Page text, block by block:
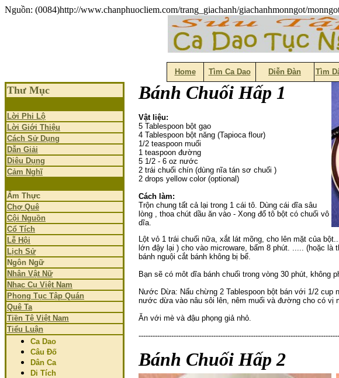
Nguồn: (0084)http://www.chanphuocliem.com/trang_giachanh/giachanhmonngot/
Home Tìm Ca Dao Diễn Đàn Tìm
Thư Mục
Lời Phi Lộ
Lời Giới Thiệu
Cách Sử Dụng
Dẫn Giải
Diêu Dụng
Cảm Nghĩ
Ẩm Thực
Chợ Quê
Cội Nguồn
Cổ Tích
Lễ Hội
Lịch Sử
Ngôn Ngữ
Nhân Vật Nữ
Nhạc Cụ Việt Nam
Phong Tục Tập Quán
Quê Ta
Tiền Tệ Việt Nam
Tiểu Luận
Ca Dao
Câu Đố
Dân Ca
Di Tích
Bánh Chuối Hấp 1
Vật liệu:
5 Tablespoon bột gạo
4 Tablespoon bột năng (Tapioca flour)
1/2 teaspoon muối
1 teaspoon đường
5 1/2 - 6 oz nước
2 trái chuối chín (dùng nĩa tán sơ chuối )
2 drops yellow color (optional)
Cách làm:
Trộn chung tất cả lại trong 1 cái tô. Dùng cái dĩa sâu
lòng , thoa chút dầu ăn vào - Xong đổ tô bột có chuối vô
dĩa.
Lột vỏ 1 trái chuối nữa, xắt lát mõng, cho lên mặt của
lớn đậy lại ) cho vào microware, bấm 8 phút. ..... (hoặc
bánh nguội cắt bánh không bị bể.
Bạn sẽ có môt dĩa bánh chuối trong vòng 30 phút, không
Nước Dừa: Nấu chừng 2 Tablespoon bột bán với 1/2
nước dừa vào nâu sôi lên, nêm muối và đường cho có vị
Ăn với mè và đậu phọng giả nhỏ.
Bánh Chuối Hấp 2